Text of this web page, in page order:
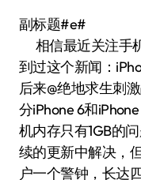
副标题#e#
相信最近关注手
到过这个新闻：
后来@绝地求生刺
分iPhone 6和
机内存只有1GB的
续的更新中解决，
户一个警钟，长达